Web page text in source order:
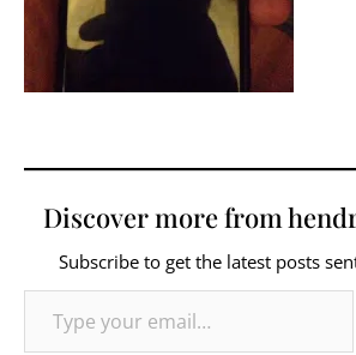
Discover more from
Subscribe to get the latest posts
Type your email…